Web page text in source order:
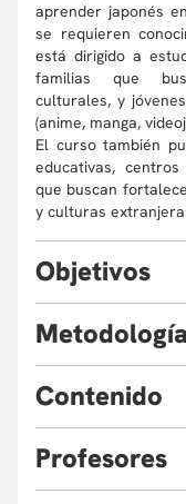
aprender japonés
se requieren
está dirigido a
familias que
culturales, y
(anime, manga,
El curso también
educativas,
que buscan
y culturas
Objetivos
Leer y
Participar en
con la
festivales).
Metodología
componentes
desbloquea
lingüísticas y
Contenido
Introducir al
Profesores